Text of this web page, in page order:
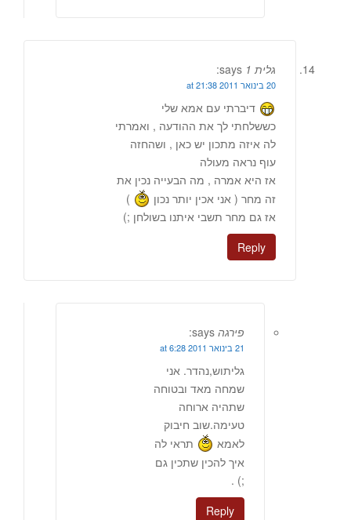
גלית 1 says:
20 בינואר 2011 at 21:38
דיברתי עם אמא שלי
כששלחתי לך את ההודעה , ואמרתי
לה איזה מתכון יש כאן , ושהחזה
עוף נראה מעולה
אז היא אמרה , מה הבעייה נכין את
זה מחר ( אני אכין יותר נכון
)
אז גם מחר תשבי איתנו בשולחן ;)
Reply
פירגה says:
21 בינואר 2011 at 6:28
גליתוש,נהדר. אני
שמחה מאד ובטוחה
שתהיה ארוחה
טעימה.שוב חיבוק
לאמא
תראי לה
איך להכין שתכין גם
;) .
Reply